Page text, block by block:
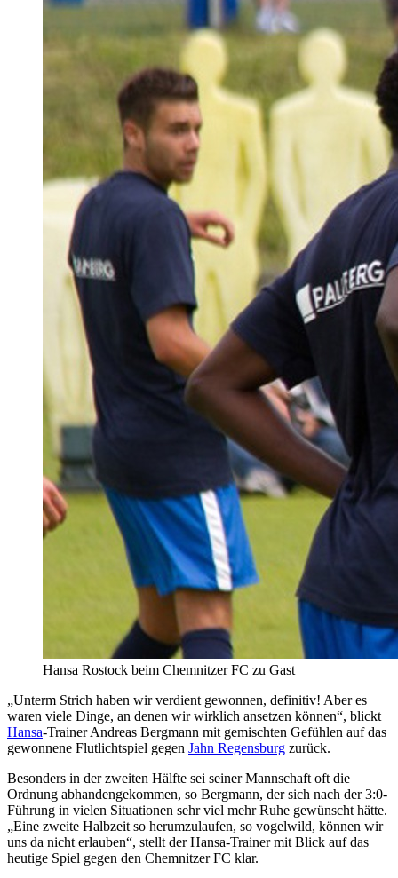
Hansa Rostock beim Chemnitzer FC zu Gast
„Unterm Strich haben wir verdient gewonnen, definitiv! Aber es
waren viele Dinge, an denen wir wirklich ansetzen können“, blickt
Hansa-Trainer Andreas Bergmann mit gemischten Gefühlen auf das
gewonnene Flutlichtspiel gegen Jahn Regensburg zurück.
Besonders in der zweiten Hälfte sei seiner Mannschaft oft die
Ordnung abhandengekommen, so Bergmann, der sich nach der 3:0-
Führung in vielen Situationen sehr viel mehr Ruhe gewünscht hätte.
„Eine zweite Halbzeit so herumzulaufen, so vogelwild, können wir
uns da nicht erlauben“, stellt der Hansa-Trainer mit Blick auf das
heutige Spiel gegen den Chemnitzer FC klar.